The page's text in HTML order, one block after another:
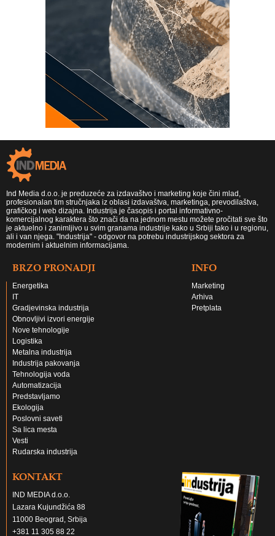
Ind Media d.o.o. je preduzeće za izdavaštvo i marketing koje čini mlad,
profesionalan tim stručnjaka iz oblasi izdavaštva, marketinga, prevodilaštva,
grafičkog i web dizajna. Industrija je časopis i portal informativno-
komercijalnog karaktera što znači da na jednom mestu možete pročitati sve što
je aktuelno i zanimljivo u svim granama industrije kako u Srbiji tako i u regionu,
ali i van njega. "Industrija" - odgovor na potrebu industrijskog sektora za
modernim i aktuelnim informacijama.
BRZO PRONADJI
Energetika
IT
Gradjevinska industrija
Obnovljivi izvori energije
Nove tehnologije
Logistika
Metalna industrija
Industrija pakovanja
Tehnologija voda
Automatizacija
Predstavljamo
Ekologija
Poslovni saveti
Sa lica mesta
Vesti
Rudarska industrija
INFO
Marketing
Arhiva
Pretplata
KONTAKT
IND MEDIA d.o.o.
Lazara Kujundžića 88
11000 Beograd, Srbija
+381 11 305 88 22